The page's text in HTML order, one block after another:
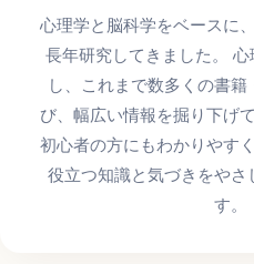
心理学と脳科学をベースに
長年研究してきました。
し、これまで数多くの書
び、幅広い情報を掘り下げ
初心者の方にもわかりやす
役立つ知識と気づきをやさ
す。